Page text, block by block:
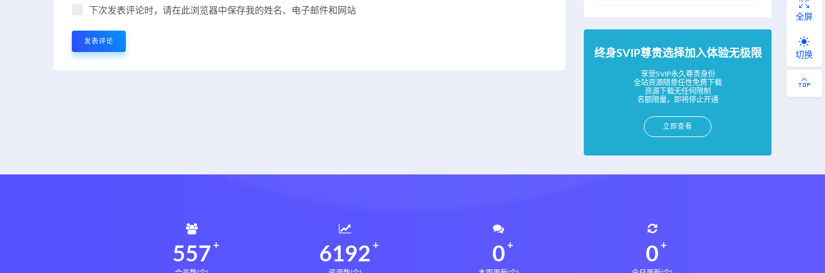
下次发表评论时，请在此浏览器中保存我的姓名、电子邮件和网站
终身SVIP尊贵选择加入体验无极限
享受SVIP永久尊贵身份
全站资源随意任性免费下载
资源下载无任何限制
名额限量，即将停止开通
立即查看
560 6233 0 0
全屏
切换